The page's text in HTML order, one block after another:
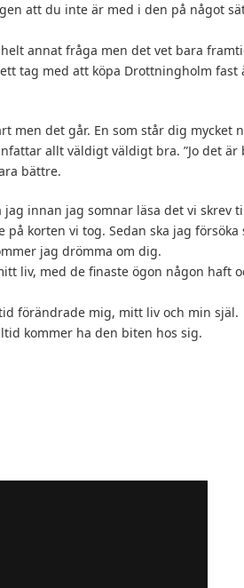
att du inte är med i den på något
annat fråga men det vet bara
tag med att köpa Drottningholm fast
men det går. En som står dig mycket
allt väldigt väldigt bra. ”Jo det är
bättre.
jag innan jag somnar läsa det vi skrev
på korten vi tog. Sedan ska jag försöka
jag drömma om dig.
liv, med de finaste ögon någon haft
förändrade mig, mitt liv och min själ.
kommer ha den biten hos sig.